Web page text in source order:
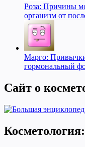
Роза: Причины
организм от
Марго:
гормональный
Сайт о
Косметология: